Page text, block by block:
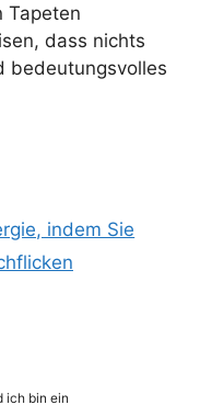
Tapeten
dass nichts
bedeutungsvolles
indem Sie
ich bin ein